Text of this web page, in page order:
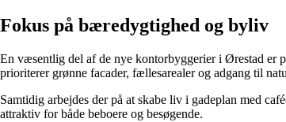
Fokus på bæredygtighed og byliv
En væsentlig del af de nye kontorbyggerier i Ørestad er
prioriterer grønne facader, fællesarealer og adgang til
Samtidig arbejdes der på at skabe liv i gadeplan med
attraktiv for både beboere og besøgende.